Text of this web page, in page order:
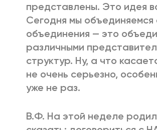
представлены. Это идея
Сегодня мы объединяемся
объединения — это
различными
структур. Ну, а что
не очень серьезно,
уже не раз.
В.Ф. На этой неделе